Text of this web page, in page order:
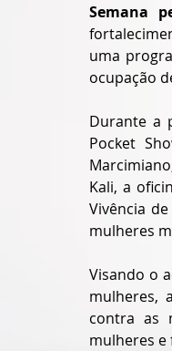
Semana
uma
ocupação
Durante a
Pocket
Kali, a
Vivência
mulheres
Visando o
mulheres,
contra as
mulheres e